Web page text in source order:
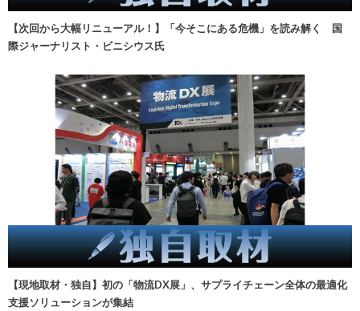
【次回から大幅リニューアル！】「今そこにある危機」を読み解く 国
際ジャーナリスト・ビニシウス氏
【現地取材・独自】初の「物流DX展」、サプライチェーン全体の最適化
支援ソリューションが集結